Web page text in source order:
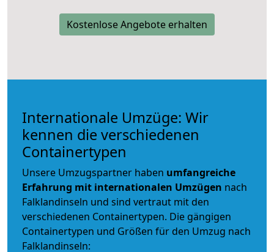
Kostenlose Angebote erhalten
Internationale Umzüge: Wir
kennen die verschiedenen
Containertypen
Unsere Umzugspartner haben umfangreiche
Erfahrung mit internationalen Umzügen nach
Falklandinseln und sind vertraut mit den
verschiedenen Containertypen. Die gängigen
Containertypen und Größen für den Umzug nach
Falklandinseln: